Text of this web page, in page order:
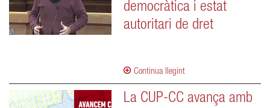
democràtica i estat
autoritari de dret
Continua llegint
La CUP-CC avança amb